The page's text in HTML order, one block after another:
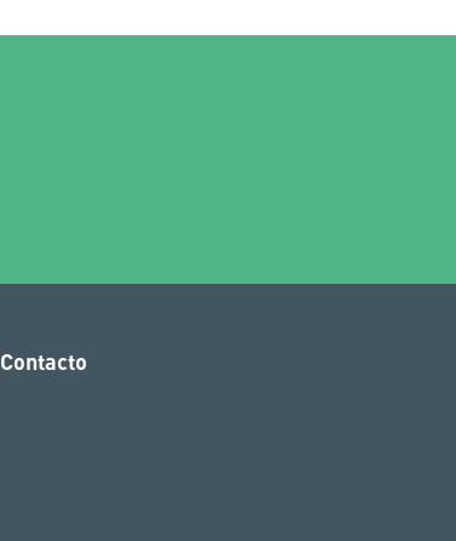
Contacto